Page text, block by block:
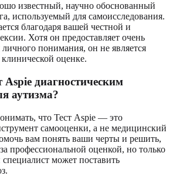
известный, научно обоснованный
используемый для самоисследования.
благодаря вашей честной и
Хотя он предоставляет очень
понимания, он не является
оценке.
Aspie диагностическим
аутизма?
что Тест Aspie — это
самооценки, а не медицинский
вам понять ваши черты и решить,
профессиональной оценкой, но только
может поставить